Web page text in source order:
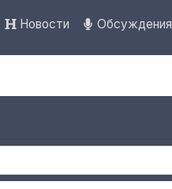
Новости Обсуждения